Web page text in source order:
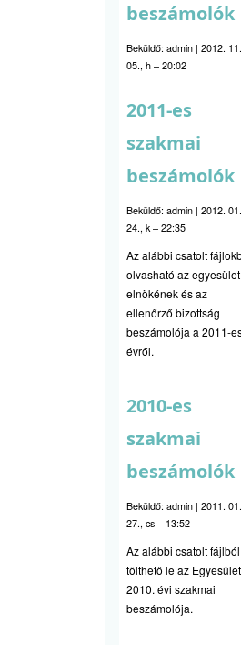
beszámolók
Beküldő: admin | 2012. 11.
05., h – 20:02
2011-es
szakmai
beszámolók
Beküldő: admin | 2012. 01.
24., k – 22:35
Az alábbi csatolt
olvasható az egyesület
elnökének és az
ellenőrző bizottság
beszámolója a 2011-
évről.
2010-es
szakmai
beszámolók
Beküldő: admin | 2011. 01.
27., cs – 13:52
Az alábbi csatolt fájlból
tölthető le az Egyesület
2010. évi szakmai
beszámolója.